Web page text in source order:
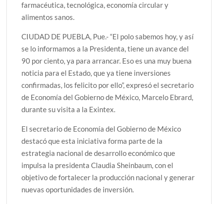
farmacéutica, tecnológica, economía circular y
alimentos sanos.
CIUDAD DE PUEBLA, Pue.- “El polo sabemos hoy, y así
se lo informamos a la Presidenta, tiene un avance del
90 por ciento, ya para arrancar. Eso es una muy buena
noticia para el Estado, que ya tiene inversiones
confirmadas, los felicito por ello”, expresó el secretario
de Economía del Gobierno de México, Marcelo Ebrard,
durante su visita a la Exintex.
El secretario de Economía del Gobierno de México
destacó que esta iniciativa forma parte de la
estrategia nacional de desarrollo económico que
impulsa la presidenta Claudia Sheinbaum, con el
objetivo de fortalecer la producción nacional y generar
nuevas oportunidades de inversión.